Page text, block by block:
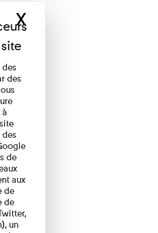
des
de
aux
de
de
un
XMasquer le